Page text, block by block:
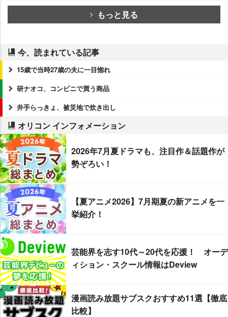
もっと見る
今、読まれている記事
15歳で当時27歳の夫に一目惚れ
研ナオコ、コンビニで買う商品
井手らっきょ、被災地で炊き出し
オリコン インフォメーション
2026年7月夏ドラマも、注目作＆話題作が
勢ぞろい！
【夏アニメ2026】7月期夏の新アニメを一
挙紹介！
芸能界を志す10代～20代を応援！ オーデ
ィション・スクール情報はDeview
漫画読み放題サブスクおすすめ11選【徹底
比較】